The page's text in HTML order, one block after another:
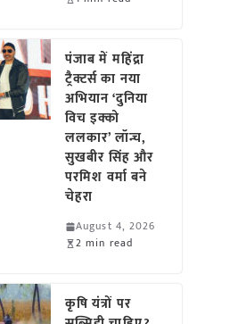
पंजाब में महिंद्रा
ट्रैक्टर्स का नया
अभियान ‘दुनिया
विच इक्को
ललकार’ लॉन्च,
सुखबीर सिंह और
परमिश वर्मा बने
चेहरा
August 4, 2026
2 min read
कृषि यंत्रों पर